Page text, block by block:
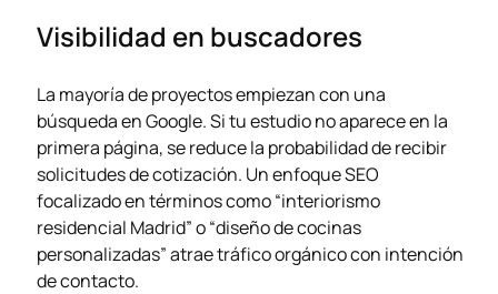
Visibilidad en buscadores
La mayoría de proyectos empiezan con una
búsqueda en Google. Si tu estudio no aparece en la
primera página, se reduce la probabilidad de recibir
solicitudes de cotización. Un enfoque SEO
focalizado en términos como “interiorismo
residencial Madrid” o “diseño de cocinas
personalizadas” atrae tráfico orgánico con intención
de contacto.